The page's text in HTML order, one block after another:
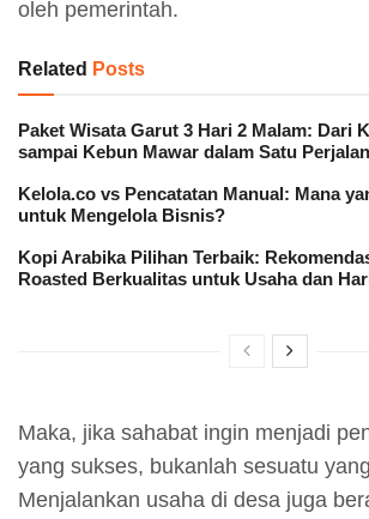
oleh pemerintah.
Related Posts
Paket Wisata Garut 3 Hari 2 Malam: Dari
sampai Kebun Mawar dalam Satu
Kelola.co vs Pencatatan Manual: Mana
untuk Mengelola Bisnis?
Kopi Arabika Pilihan Terbaik:
Roasted Berkualitas untuk Usaha dan
Maka, jika sahabat ingin menjadi
yang sukses, bukanlah sesuatu
Menjalankan usaha di desa juga